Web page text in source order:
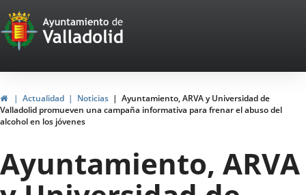
Portal
Web
del
Ayuntamiento
de
Valladolid
HomeActualidad Noticias
Ayuntamiento, ARVA y Universidad de
Valladolid promueven una campaña informativa para frenar el abuso del
alcohol en los jóvenes
Ayuntamiento, ARVA